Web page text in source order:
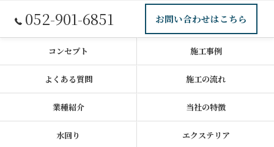
052-901-6851 お問い合わせはこちら
コンセプト 施工事例
よくある質問 施工の流れ
業種紹介 当社の特徴
水回り エクステリア